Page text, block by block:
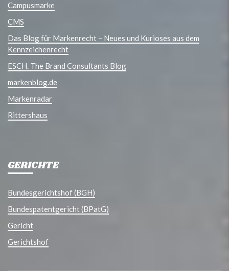
Campusmarke
CMS
Das Blog für Markenrecht – Neues und Kurioses aus dem
Kennzeichenrecht
ESCH. The Brand Consultants Blog
markenblog.de
Markenradar
Rittershaus
GERICHTE
Bundesgerichtshof (BGH)
Bundespatentgericht (BPatG)
Gericht
Gerichtshof